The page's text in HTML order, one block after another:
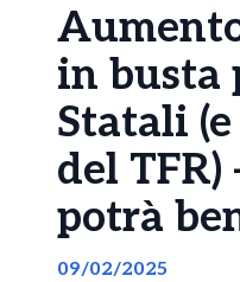
in busta
Statali
del TFR)
potrà
09/02/2025